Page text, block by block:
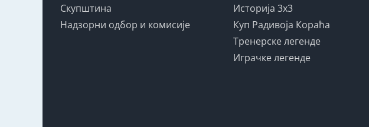
Скупштина
Надзорни одбор и комисије
Историја 3x3
Куп Радивоја Кораћа
Тренерске легенде
Играчке легенде